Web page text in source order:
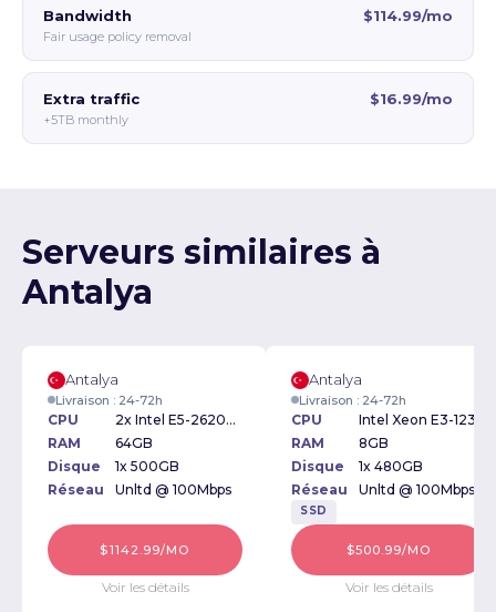
Bandwidth
Fair usage policy removal
$114.99/mo
Extra traffic
+5TB monthly
$16.99/mo
Serveurs similaires à
Antalya
Antalya
Livraison : 24-72h
CPU
2x Intel E5-2620v3 2.40GHz
RAM
64GB
Disque
1x 500GB
Réseau
Unltd @ 100Mbps
$1142.99/MO
Voir les détails
Antalya
Livraison : 24-72h
CPU
RAM
8GB
Disque
1x 480GB
Réseau
Unltd @ 100Mbps
SSD
$500.99/MO
Voir les détails